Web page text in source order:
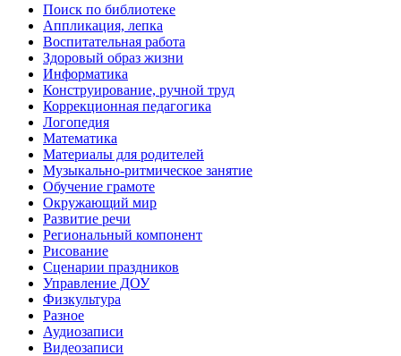
Поиск по библиотеке
Аппликация, лепка
Воспитательная работа
Здоровый образ жизни
Информатика
Конструирование, ручной труд
Коррекционная педагогика
Логопедия
Математика
Материалы для родителей
Музыкально-ритмическое занятие
Обучение грамоте
Окружающий мир
Развитие речи
Региональный компонент
Рисование
Сценарии праздников
Управление ДОУ
Физкультура
Разное
Аудиозаписи
Видеозаписи